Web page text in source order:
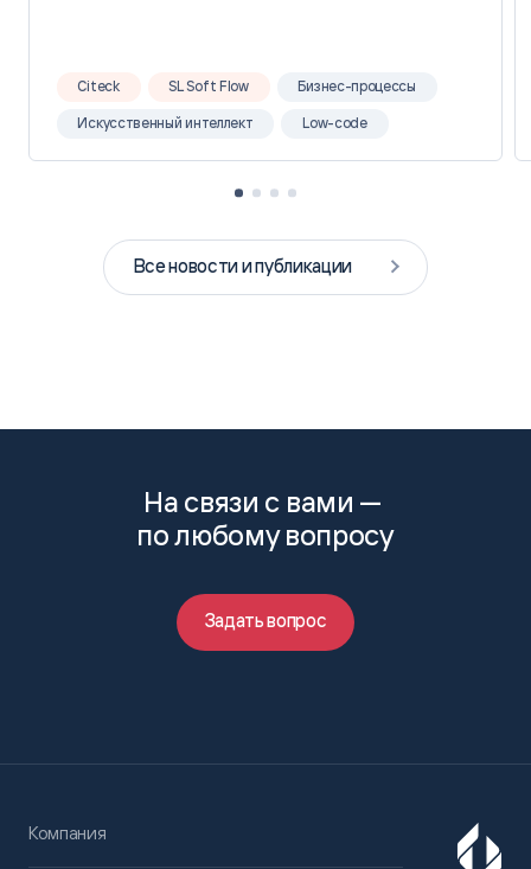
Citeck SL Soft Flow Бизнес-процессы
Искусственный интеллект Low-code
Все новости и публикации
На связи с вами —
по любому вопросу
Задать вопрос
Компания